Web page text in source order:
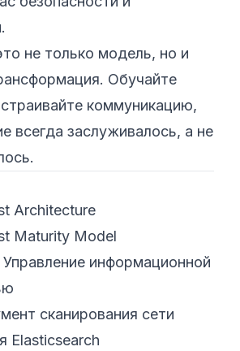
не только модель, но и
Обучайте
коммуникацию,
всегда заслуживалось, а не
Architecture
Maturity Model
Управление информационной
сканирования сети
Elasticsearch